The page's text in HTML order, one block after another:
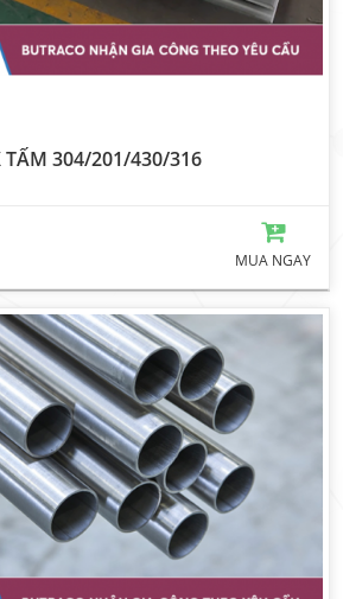
TẤM 304/201/430/316
MUA NGAY